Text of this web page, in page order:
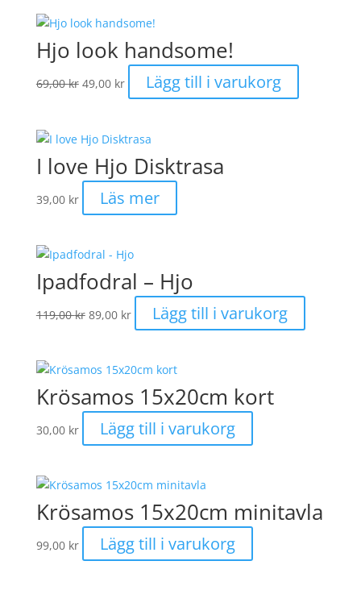
Hjo look handsome!
69,00kr Det
ursprungliga
var:
49,00 kr
nuvarande
är:
Lägg till i varukorg
I love Hjo Disktrasa
39,00 kr Läs mer
Ipadfodral – Hjo
119,00kr Det
ursprungliga
var:
89,00 kr
nuvarande
är:
Lägg till i varukorg
Krösamos 15x20cm kort
30,00 kr Lägg till i varukorg
Krösamos 15x20cm minitavla
99,00 kr Lägg till i varukorg